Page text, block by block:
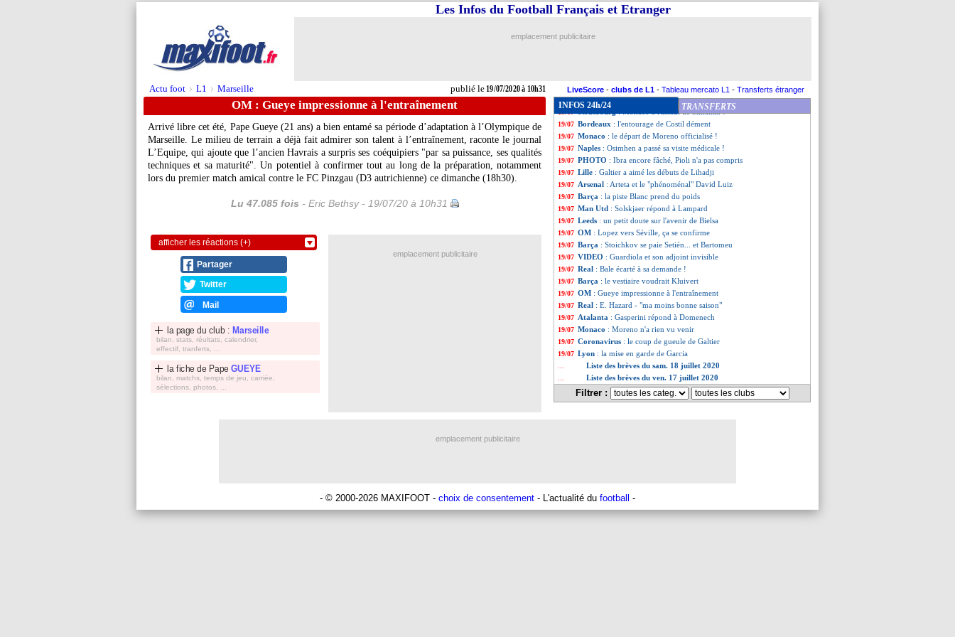
Actu foot > L1 > Marseille publié le19/07/2020 à 10h31
Les Infos du Football Français et Etranger
emplacement publicitaire
LiveScore - clubs de L1 - Tableau mercato L1 - Transferts étranger
OM : Gueye impressionne à l'entraînement
Arrivé libre cet été, Pape Gueye(21 ans) a bien entamé sa période d’adaptation à l’Olympique de
Marseille. Le milieu de terrain a déjà fait admirer son talent à l’entraînement, raconte le journal
L’Equipe, qui ajoute que l’ancien Havrais a surpris ses coéquipiers "par sa puissance, ses qualités
techniques et sa maturité". Un potentiel à confirmer tout au long de la préparation, notamment
lors du premier match amical contre le FC Pinzgau (D3 autrichienne) ce dimanche (18h30).
Lu 47.085 fois - Eric Bethsy - 19/07/20 à 10h31
afficher les réactions (+)
Partager
Twitter
Mail
la page du club : Marseille
bilan, stats, réultats, calendrier,
effectif, tranferts, ...
la fiche de PapeGUEYE
bilan, matchs, temps de jeu, carriée,
sélections, photos, ...
INFOS 24h/24 TRANSFERTS
19/07 Esp.: le Barça passe ses nerfs sur Alavés
19/07 Esp.: Messi dépasse le record de Xavi !
19/07 VIDEO
19/07 Lille: La Gantoise répond à David
19/07 Barça: Neymar, Alves conseille le club
: Monaco à l'assaut de Simakan !
19/07 Bordeaux : l'entourage de Costil dément
19/07 Monaco : le départ de Moreno officialisé !
19/07 Naples : Osimhen a passé sa visite médicale !
19/07 PHOTO : Ibra encore fâché, Pioli n'a pas compris
19/07 Lille : Galtier a aimé les débuts de Lihadji
19/07 Arsenal : Arteta et le "phénoménal" David Luiz
19/07 Barça : la piste Blanc prend du poids
19/07 Man Utd : Solskjaer répond à Lampard
19/07 Leeds : un petit doute sur l'avenir de Bielsa
19/07 OM : Lopez vers Séville, ça se confirme
19/07 Barça : Stoichkov se paie Setién... et Bartomeu
19/07 VIDEO : Guardiola et son adjoint invisible
19/07 Real : Bale écarté à sa demande !
19/07 Barça : le vestiaire voudrait Kluivert
19/07 OM : Gueye impressionne à l'entraînement
19/07 Real : E. Hazard - "ma moins bonne saison"
19/07 Atalanta : Gasperini répond à Domenech
19/07 Monaco : Moreno n'a rien vu venir
19/07 Coronavirus : le coup de gueule de Galtier
19/07 Lyon : la mise en garde de Garcia
Liste des brèves du sam. 18 juillet 2020
Liste des brèves du ven. 17 juillet 2020
Filtrer :
emplacement publicitaire
emplacement publicitaire
- © 2000-2026 MAXIFOOT - choix de consentement - L'actualité du football -